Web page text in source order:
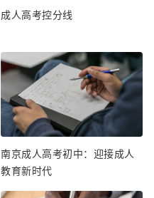
成人高考控分线
南京成人高考初中：迎接成人
教育新时代